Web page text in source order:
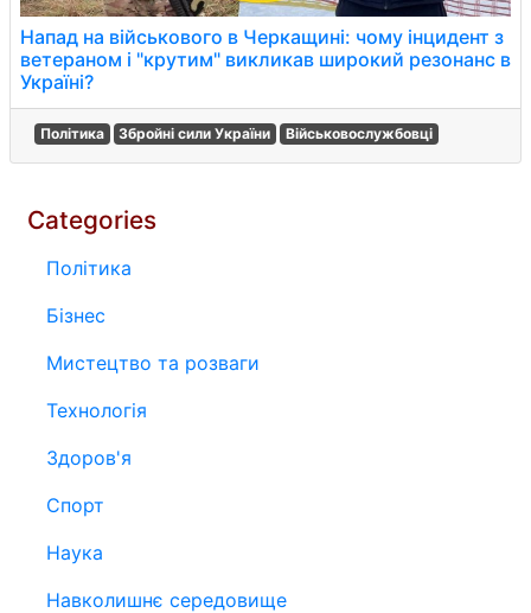
Напад на військового в Черкащині: чому інцидент з
ветераном і "крутим" викликав широкий резонанс в
Україні?
Політика Збройні сили України Військовослужбовці
Categories
Політика
Бізнес
Мистецтво та розваги
Технологія
Здоров'я
Спорт
Наука
Навколишнє середовище